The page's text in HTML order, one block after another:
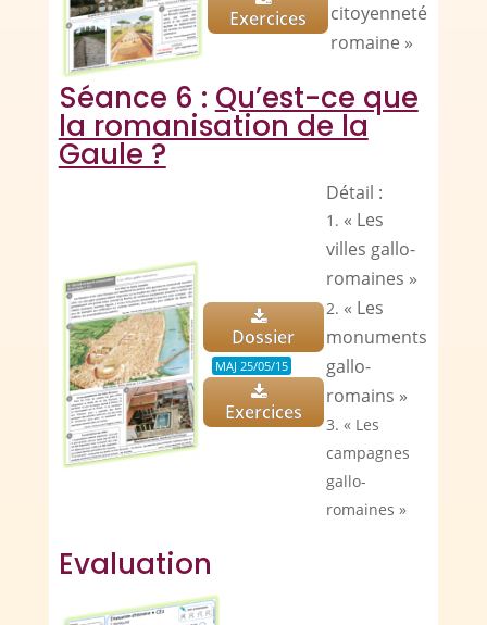
Exercices
citoyenneté
romaine »
Séance 6 : Qu’est-ce que
la romanisation de la
Gaule ?
Dossier
MAJ 25/05/15
Exercices
Détail :
« Les
villes gallo-
romaines »
« Les
monuments
gallo-
romains »
« Les
campagnes
gallo-
romaines »
Evaluation